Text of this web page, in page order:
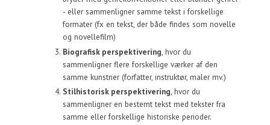
- eller sammenligner samme tekst i forskellige
formater (fx en tekst, der både findes som novelle
og novellefilm)
Biografisk perspektivering , hvor du
sammenligner flere forskellige værker af den
samme kunstner (forfatter, instruktør, maler mv.)
Stilhistorisk perspektivering, hvor du
sammenligner en bestemt tekst med tekster fra
samme eller forskellige historiske perioder.